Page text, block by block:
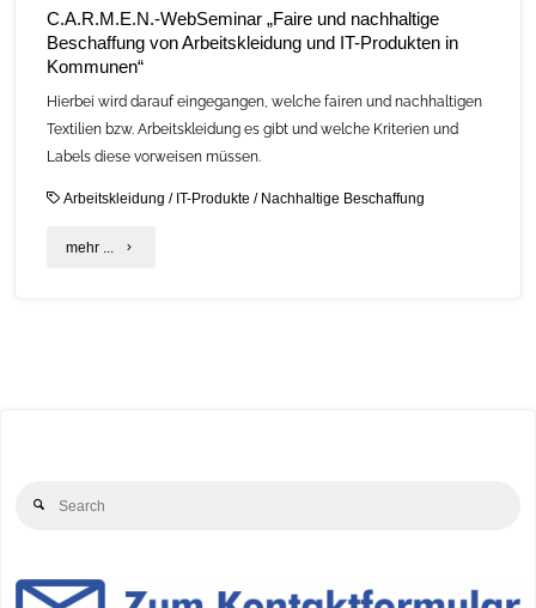
C.A.R.M.E.N.-WebSeminar „Faire und nachhaltige
Beschaffung von Arbeitskleidung und IT-Produkten in
Kommunen“
Hierbei wird darauf eingegangen, welche fairen und nachhaltigen
Textilien bzw. Arbeitskleidung es gibt und welche Kriterien und
Labels diese vorweisen müssen.
Arbeitskleidung / IT-Produkte / Nachhaltige Beschaffung
mehr ... "C.A.R.M.E.N.-
Search